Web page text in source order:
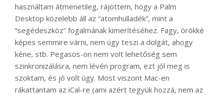
használtam átmenetileg, rájöttem, hogy a Palm
Desktop közelebb áll az “atomhulladék”, mint a
“segédeszköz” fogalmának kimerítéséhez. Fagy, örökké
képes semmire várni, nem úgy teszi a dolgát, ahogy
kéne, stb. Pegasos-on nem volt lehetőség sem
szinkronizálásra, nem lévén program, ezt jól meg is
szoktam, és jó volt úgy. Most viszont Mac-en
rákattantam az iCal-re (ami azért tegyük hozzá, nem az